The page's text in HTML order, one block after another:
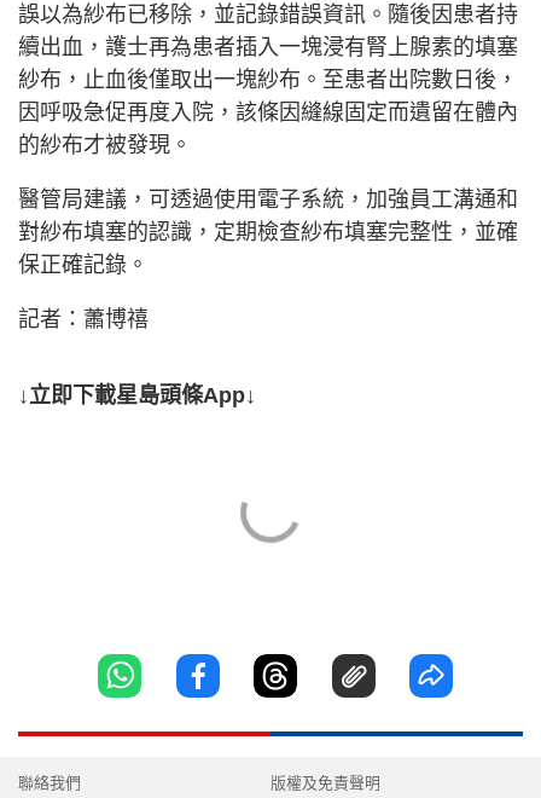
誤以為紗布已移除，並記錄錯誤資訊。隨後因患者持
續出血，護士再為患者插入一塊浸有腎上腺素的填塞
紗布，止血後僅取出一塊紗布。至患者出院數日後，
因呼吸急促再度入院，該條因縫線固定而遺留在體內
的紗布才被發現。
醫管局建議，可透過使用電子系統，加強員工溝通和
對紗布填塞的認識，定期檢查紗布填塞完整性，並確
保正確記錄。
記者：蕭博禧
↓立即下載星島頭條App↓
聯絡我們 版權及免責聲明